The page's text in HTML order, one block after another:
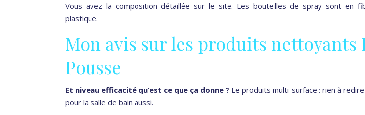
Vous avez la composition détaillée sur le site. Les bouteilles de spray sont en
plastique.
Mon avis sur les produits nettoyants
Pousse
Et niveau efficacité qu’est ce que ça donne ? Le produits multi-surface : rien à
pour la salle de bain aussi.